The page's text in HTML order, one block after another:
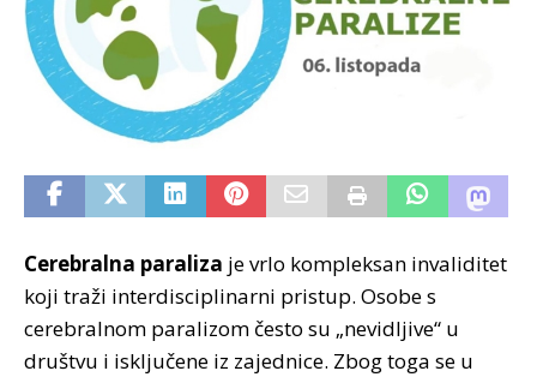
Cerebralna paraliza je vrlo kompleksan invaliditet
koji traži interdisciplinarni pristup. Osobe s
cerebralnom paralizom često su „nevidljive“ u
društvu i isključene iz zajednice. Zbog toga se u